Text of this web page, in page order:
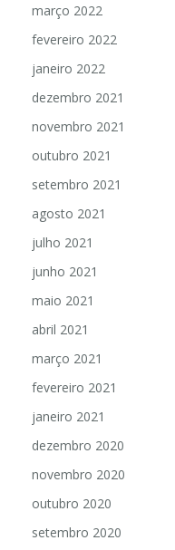
março 2022
fevereiro 2022
janeiro 2022
dezembro 2021
novembro 2021
outubro 2021
setembro 2021
agosto 2021
julho 2021
junho 2021
maio 2021
abril 2021
março 2021
fevereiro 2021
janeiro 2021
dezembro 2020
novembro 2020
outubro 2020
setembro 2020